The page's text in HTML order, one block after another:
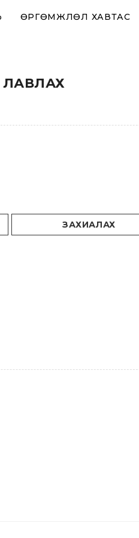
ӨРГӨМЖЛӨЛ ХАВТАС
ЛАВЛАХ
ЗАХИАЛАХ